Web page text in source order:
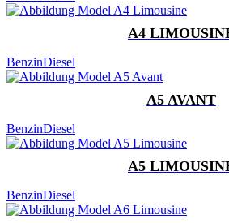
A4
BenzinDiesel
A5 AVANT
BenzinDiesel
A5
BenzinDiesel